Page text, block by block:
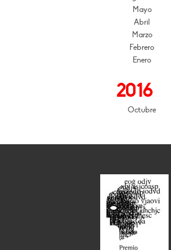
Mayo
Abril
Marzo
Febrero
Enero
2016
Octubre